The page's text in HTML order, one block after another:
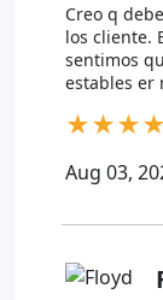
Creo q
los cliente.
sentimos
estables er
★★★★
Aug 03,